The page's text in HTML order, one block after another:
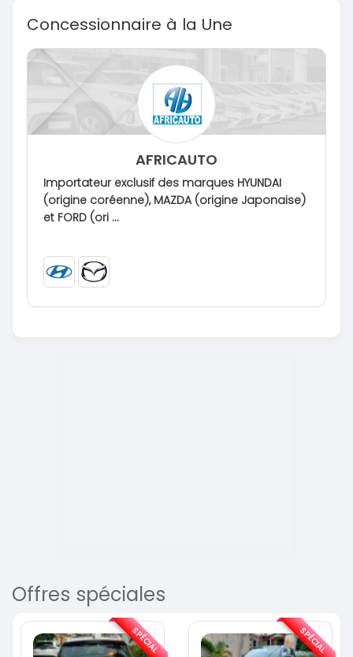
Concessionnaire à la Une
AFRICAUTO
Importateur exclusif des marques HYUNDAI
(origine coréenne), MAZDA (origine Japonaise)
et FORD (ori ...
Offres spéciales
SPÉCIAL SPÉCIAL